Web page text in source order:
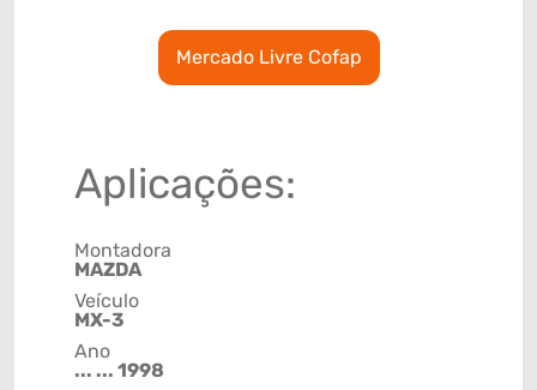
Mercado Livre Cofap
Aplicações:
Montadora
MAZDA
Veículo
MX-3
Ano
... ... 1998